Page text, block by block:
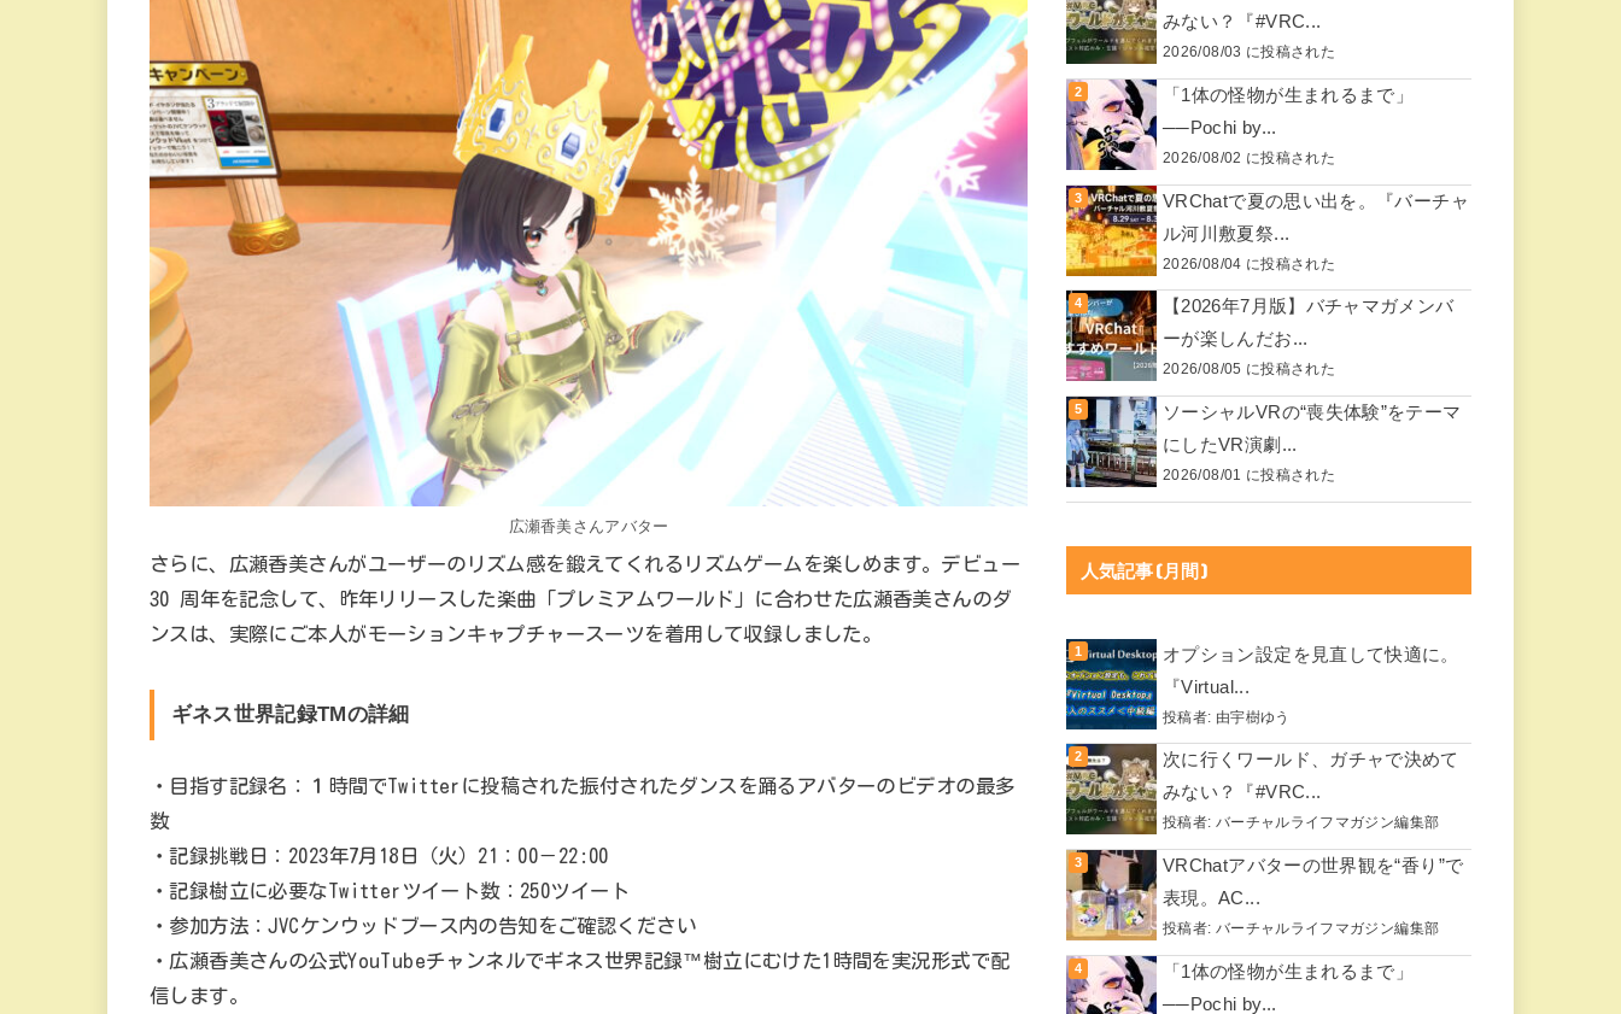
広瀬香美さんアバター
さらに、広瀬香美さんがユーザーのリズム感を鍛えてくれるリズムゲームを楽しめます。デビュー
30 周年を記念して、昨年リリースした楽曲「プレミアムワールド」に合わせた広瀬香美さんのダ
ンスは、実際にご本人がモーションキャプチャースーツを着用して収録しました。
ギネス世界記録TMの詳細
・目指す記録名：１時間でTwitterに投稿された振付されたダンスを踊るアバターのビデオの最多
数
・記録挑戦日：2023年7月18日（火）21：00－22:00
・記録樹立に必要なTwitterツイート数：250ツイート
・参加方法：JVCケンウッドブース内の告知をご確認ください
・広瀬香美さんの公式YouTubeチャンネルでギネス世界記録™樹立にむけた1時間を実況形式で配
信します。
みない？『#VRC...
2026/08/03 に投稿された
「1体の怪物が生まれるまで」
──Pochi by...
2026/08/02 に投稿された
VRChatで夏の思い出を。『バーチャ
ル河川敷夏祭...
2026/08/04 に投稿された
【2026年7月版】バチャマガメンバ
ーが楽しんだお...
2026/08/05 に投稿された
ソーシャルVRの“喪失体験”をテーマ
にしたVR演劇...
2026/08/01 に投稿された
人気記事(月間)
オプション設定を見直して快適に。
『Virtual...
投稿者: 由宇樹ゆう
次に行くワールド、ガチャで決めて
みない？『#VRC...
投稿者: バーチャルライフマガジン編集部
VRChatアバターの世界観を“香り”で
表現。AC...
投稿者: バーチャルライフマガジン編集部
「1体の怪物が生まれるまで」
──Pochi by...